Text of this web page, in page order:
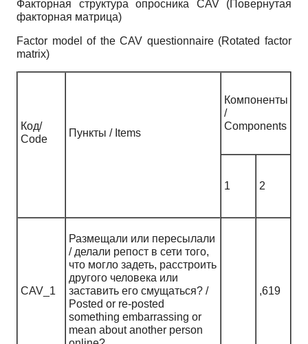
Факторная структура опросника CAV (Повернутая
факторная матрица)
Factor model of the CAV questionnaire (Rotated factor
matrix)
Код/
Сode
Пункты / Items
Компоненты
/
Components
1 2
CAV_1
Размещали или пересылали
/ делали репост в сети того,
что могло задеть, расстроить
другого человека или
заставить его смущаться? /
Posted or re-posted
something embarrassing or
mean about another person
,619